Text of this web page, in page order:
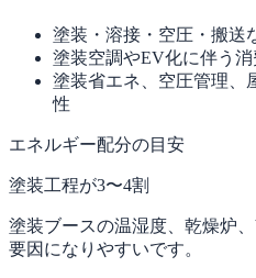
塗装・溶接・空圧・搬送
塗装空調やEV化に伴う
塗装省エネ、空圧管理、
性
エネルギー配分の目安
塗装工程が3〜4割
塗装ブースの温湿度、乾燥炉
要因になりやすいです。